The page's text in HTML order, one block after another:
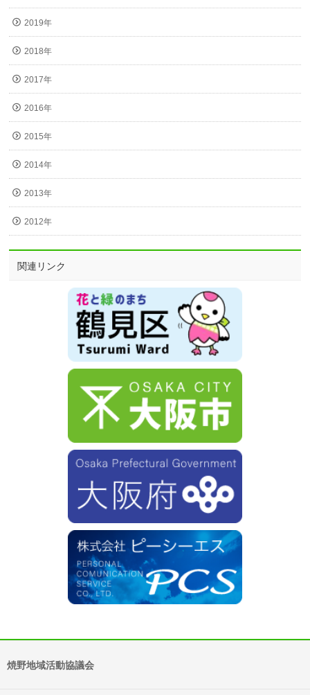
2019年
2018年
2017年
2016年
2015年
2014年
2013年
2012年
関連リンク
焼野地域活動協議会